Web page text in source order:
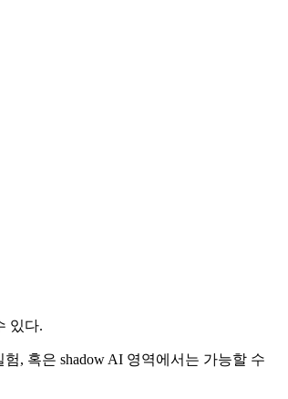
있다.
, 혹은 shadow AI 영역에서는 가능할 수